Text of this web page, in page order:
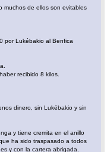
muchos de ellos son evitables
por Lukébakio al Benfica
recibido 8 kilos.
dinero, sin Lukébakio y sin
y tiene cremita en el anillo
ha sido traspasado a todos
y con la cartera abrigada.